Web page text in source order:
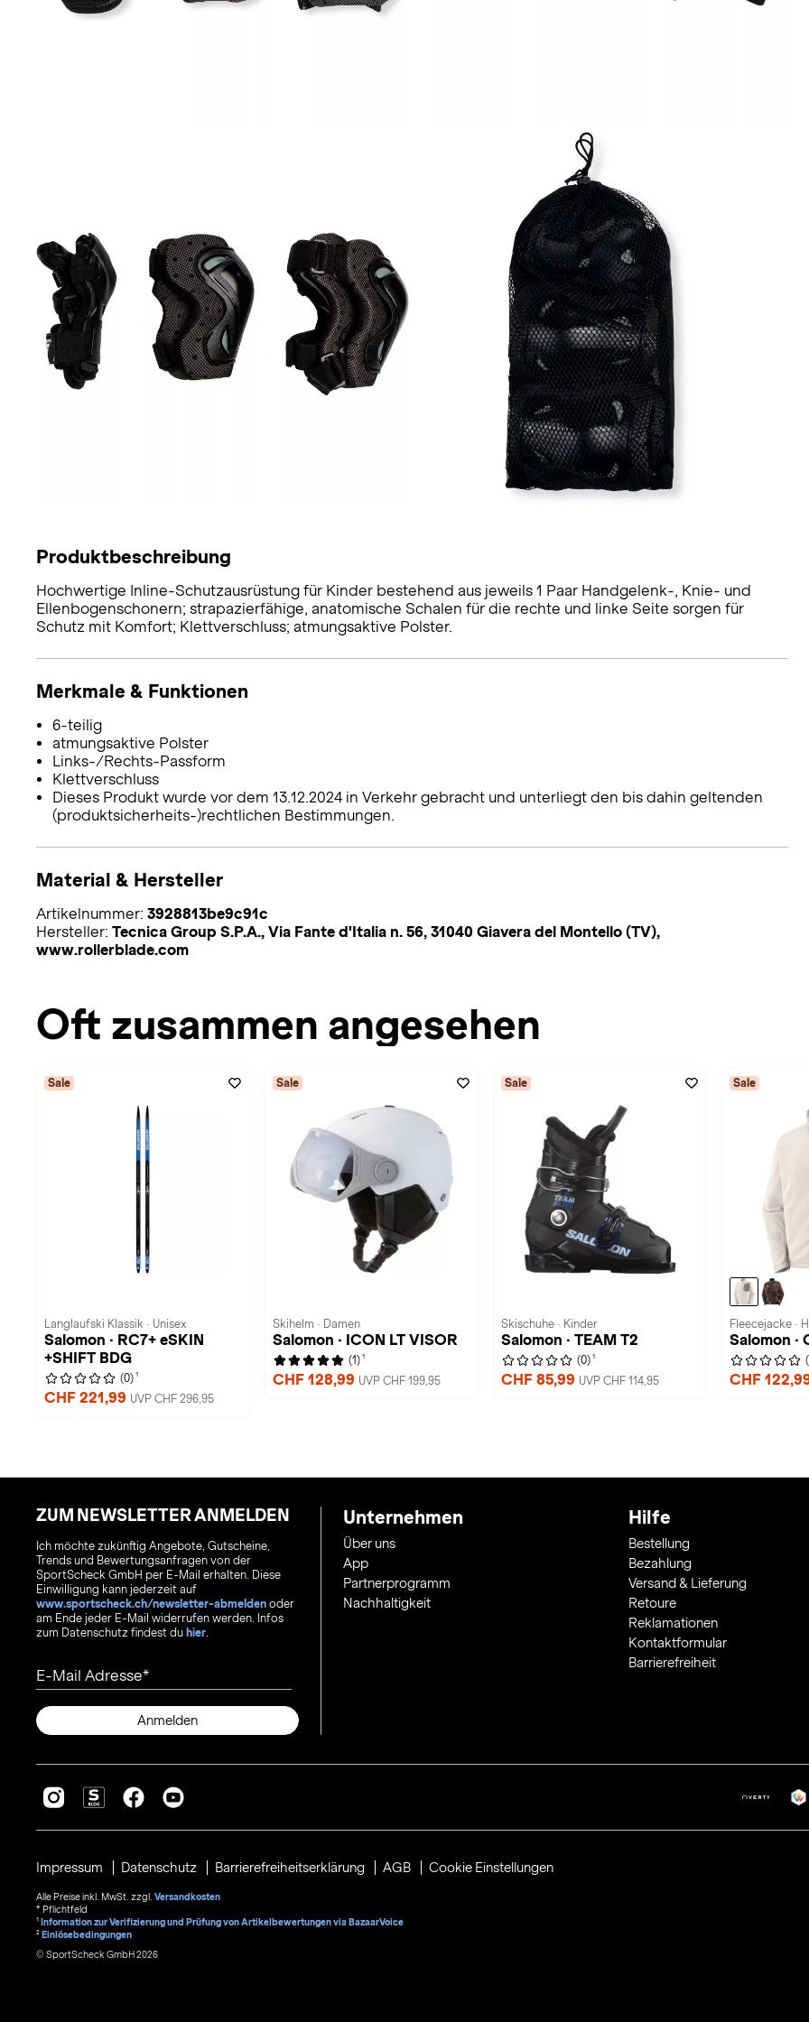
Produktbeschreibung
Hochwertige Inline-Schutzausrüstung für Kinder bestehend aus jeweils 1 Paar Handgelenk-, Knie- und
Ellenbogenschonern; strapazierfähige, anatomische Schalen für die rechte und linke Seite sorgen für
Schutz mit Komfort; Klettverschluss; atmungsaktive Polster.
Merkmale & Funktionen
6-teilig
atmungsaktive Polster
Links-/Rechts-Passform
Klettverschluss
Dieses Produkt wurde vor dem 13.12.2024 in Verkehr gebracht und unterliegt den bis dahin geltenden
(produktsicherheits-)rechtlichen Bestimmungen.
Material & Hersteller
Artikelnummer: 3928813be9c91c
Hersteller: Tecnica Group S.P.A., Via Fante d'Italia n. 56, 31040 Giavera del Montello (TV),
www.rollerblade.com
Oft zusammen angesehen
Sale
Langlaufski Klassik · Unisex
Salomon · RC7+ eSKIN
+SHIFT BDG
(0) 1
CHF 221,99 UVP CHF 296,95
Sale
Skihelm · Damen
Salomon · ICON LT VISOR
(1) 1
CHF 128,99 UVP CHF 199,95
Sale
Skischuhe · Kinder
Salomon · TEAM T2
(0) 1
CHF 85,99 UVP CHF 114,95
Sale
Fleecejacke ·
Salomon ·
CHF
ZUM NEWSLETTER ANMELDEN
Ich möchte zukünftig Angebote, Gutscheine,
Trends und Bewertungsanfragen von der
SportScheck GmbH per E-Mail erhalten. Diese
Einwilligung kann jederzeit auf
www.sportscheck.ch/newsletter-abmelden oder
am Ende jeder E-Mail widerrufen werden. Infos
zum Datenschutz findest du hier
E-Mail Adresse
Anmelden
Unternehmen
Über uns
App
Partnerprogramm
Nachhaltigkeit
Hilfe
Bestellung
Bezahlung
Versand & Lieferung
Retoure
Reklamationen
Kontaktformular
Barrierefreiheit
Impressum Datenschutz Barrierefreiheitserklärung AGB Cookie Einstellungen
Alle Preise inkl. MwSt. zzgl. Versandkosten
* Pflichtfeld
1 Information zur Verifizierung und Prüfung von Artikelbewertungen via BazaarVoice
² Einlösebedingungen
© SportScheck GmbH 2026